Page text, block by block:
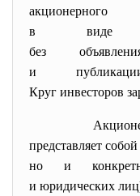
в виде
без
и
Круг инвесторов
представляет
но и
и юридических